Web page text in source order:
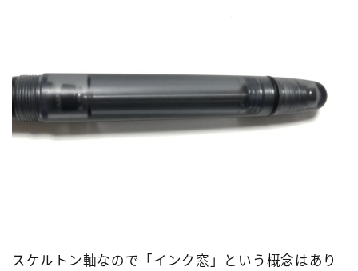
スケルトン軸なので「インク窓」という概念はあり